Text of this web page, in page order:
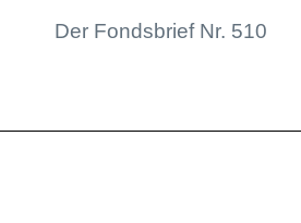
Der Fondsbrief Nr. 510